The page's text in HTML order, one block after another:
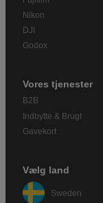
Nikon
DJI
Godox
Vores tjenester
B2B
Indbytte & Brugt
Gavekort
Vælg land
Sweden